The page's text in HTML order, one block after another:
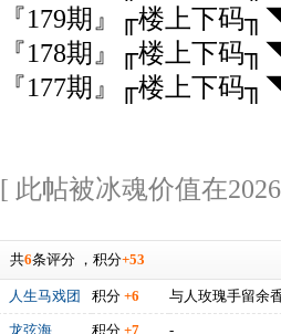
『179期』╓楼上下码
『178期』╓楼上下码
『177期』╓楼上下码
[ 此帖被冰魂价值在
共6条评分， 积分+53
人生马戏团 积分 +6 与人玫瑰手留余
龙弦海 积分 +7 -